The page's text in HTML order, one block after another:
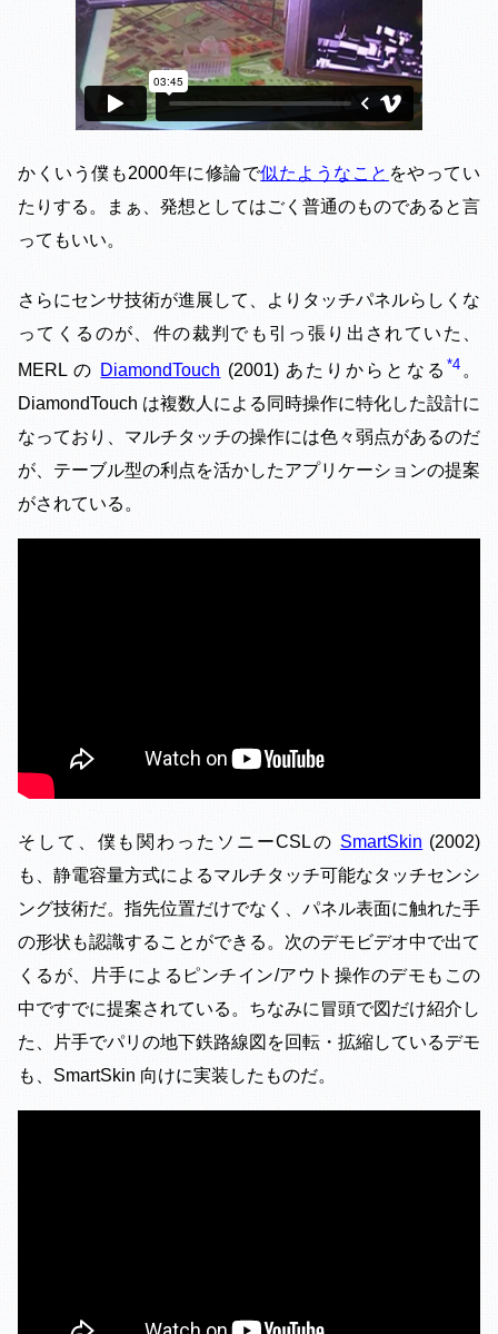
かくいう僕も2000年に修論で似たようなこと をやってい
たりする。まぁ、発想としてはごく普通のものであると言
ってもいい。
さらにセンサ技術が進展して、よりタッチパネルらしくな
ってくるのが、件の裁判でも引っ張り出されていた、
MERL の DiamondTouch (2001) あたりからとなる 4。
DiamondTouch は複数人による同時操作に特化した設計に
なっており、マルチタッチの操作には色々弱点があるのだ
が、テーブル型の利点を活かしたアプリケーションの提案
がされている。
そして、僕も関わったソニーCSLの SmartSkin (2002)
も、静電容量方式によるマルチタッチ可能なタッチセンシ
ング技術だ。指先位置だけでなく、パネル表面に触れた手
の形状も認識することができる。次のデモビデオ中で出て
くるが、片手によるピンチイン/アウト操作のデモもこの
中ですでに提案されている。ちなみに冒頭で図だけ紹介し
た、片手でパリの地下鉄路線図を回転・拡縮しているデモ
も、SmartSkin 向けに実装したものだ。